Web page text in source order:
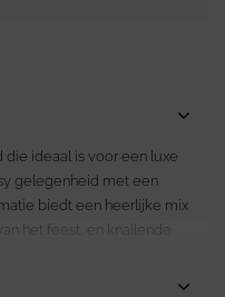
die ideaal is voor een luxe
gelegenheid met een
biedt een heerlijke mix
het feest, en knallende
dat de band niet